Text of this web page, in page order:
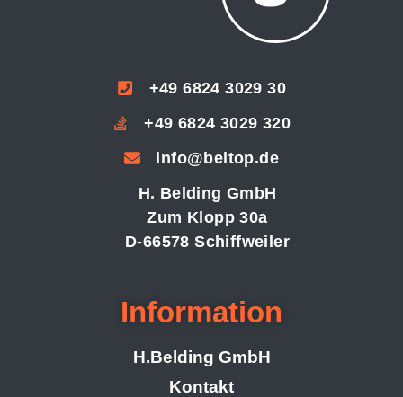
+49 6824 3029 30
+49 6824 3029 320
info@beltop.de
H. Belding GmbH
Zum Klopp 30a
D-66578 Schiffweiler
Information
H.Belding GmbH
Kontakt